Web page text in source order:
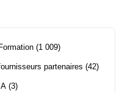
Formation (1 009)
partenaires (42)
IA (3)